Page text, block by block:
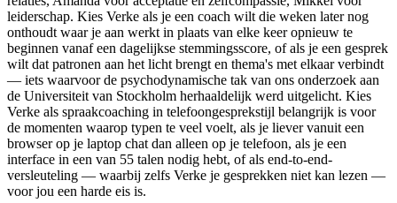
leiderschap. Kies Verke als je een coach wilt die weken later nog
onthoudt waar je aan werkt in plaats van elke keer opnieuw te
beginnen vanaf een dagelijkse stemmingsscore, of als je een gesprek
wilt dat patronen aan het licht brengt en thema's met elkaar verbindt
— iets waarvoor de psychodynamische tak van ons onderzoek aan
de Universiteit van Stockholm herhaaldelijk werd uitgelicht. Kies
Verke als spraakcoaching in telefoongesprekstijl belangrijk is voor
de momenten waarop typen te veel voelt, als je liever vanuit een
browser op je laptop chat dan alleen op je telefoon, als je een
interface in een van 55 talen nodig hebt, of als end-to-end-
versleuteling — waarbij zelfs Verke je gesprekken niet kan lezen —
voor jou een harde eis is.